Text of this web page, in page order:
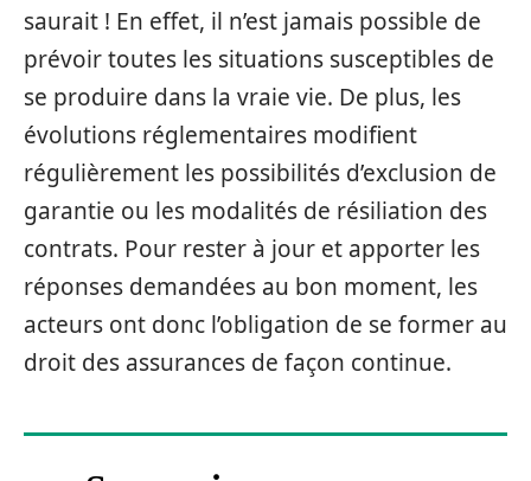
saurait ! En effet, il n’est jamais possible de
prévoir toutes les situations susceptibles de
se produire dans la vraie vie. De plus, les
évolutions réglementaires modifient
régulièrement les possibilités d’exclusion de
garantie ou les modalités de résiliation des
contrats. Pour rester à jour et apporter les
réponses demandées au bon moment, les
acteurs ont donc l’obligation de se former au
droit des assurances de façon continue.